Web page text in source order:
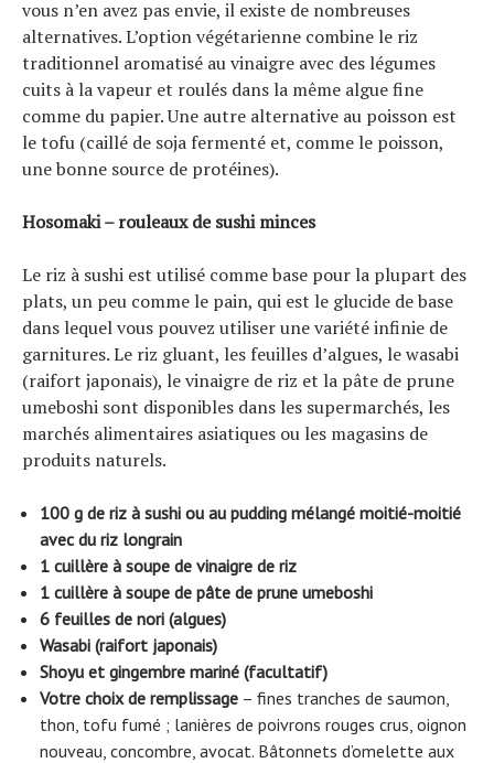
vous n’en avez pas envie, il existe de nombreuses
alternatives. L’option végétarienne combine le riz
traditionnel aromatisé au vinaigre avec des légumes
cuits à la vapeur et roulés dans la même algue fine
comme du papier. Une autre alternative au poisson est
le tofu (caillé de soja fermenté et, comme le poisson,
une bonne source de protéines).
Hosomaki – rouleaux de sushi minces
Le riz à sushi est utilisé comme base pour la plupart des
plats, un peu comme le pain, qui est le glucide de base
dans lequel vous pouvez utiliser une variété infinie de
garnitures. Le riz gluant, les feuilles d’algues, le wasabi
(raifort japonais), le vinaigre de riz et la pâte de prune
umeboshi sont disponibles dans les supermarchés, les
marchés alimentaires asiatiques ou les magasins de
produits naturels.
100 g de riz à sushi ou au pudding mélangé moitié-moitié
avec du riz longrain
1 cuillère à soupe de vinaigre de riz
1 cuillère à soupe de pâte de prune umeboshi
6 feuilles de nori (algues)
Wasabi (raifort japonais)
Shoyu et gingembre mariné (facultatif)
Votre choix de remplissage – fines tranches de saumon,
thon, tofu fumé ; lanières de poivrons rouges crus, oignon
nouveau, concombre, avocat. Bâtonnets d’omelette aux